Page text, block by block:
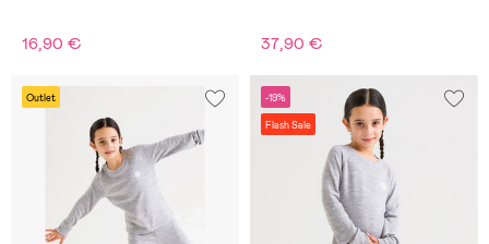
16,90 € 37,90 €
Outlet -19%
Flash Sale